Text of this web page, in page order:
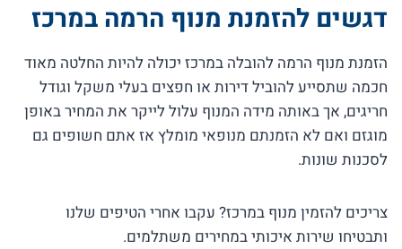
דגשים להזמנת מנוף הרמה במרכז
הזמנת מנוף הרמה להובלה במרכז יכולה להיות החלטה מאוד
חכמה שתסייע להוביל דירות או חפצים בעלי משקל וגודל
חריגים, אך באותה מידה המנוף עלול לייקר את המחיר באופן
מוגזם ואם לא הזמנתם מנופאי מומלץ אז אתם חשופים גם
לסכנות שונות.
צריכים להזמין מנוף במרכז? עקבו אחרי הטיפים שלנו
ותבטיחו שירות איכותי במחירים משתלמים.